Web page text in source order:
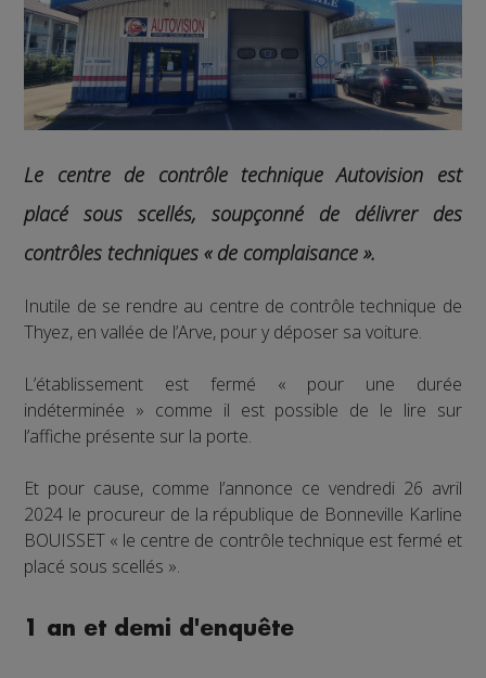
Le centre de contrôle technique Autovision est
placé sous scellés, soupçonné de délivrer des
contrôles techniques « de complaisance ».
Inutile de se rendre au centre de contrôle technique de
Thyez, en vallée de l’Arve, pour y déposer sa voiture.
L’établissement est fermé « pour une durée
indéterminée » comme il est possible de le lire sur
l’affiche présente sur la porte.
Et pour cause, comme l’annonce ce vendredi 26 avril
2024 le procureur de la république de Bonneville Karline
BOUISSET « le centre de contrôle technique est fermé et
placé sous scellés ».
1 an et demi d'enquête